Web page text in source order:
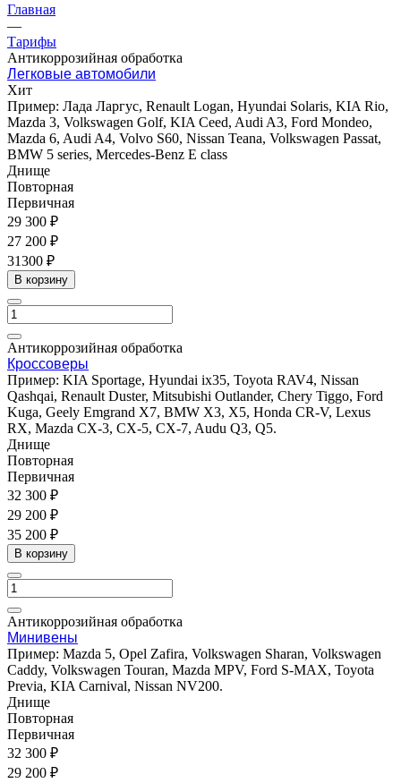
Главная
—
Тарифы
Антикоррозийная обработка
Легковые автомобили
Хит
Пример: Лада Ларгус, Renault Logan, Hyundai Solaris, KIA Rio,
Mazda 3, Volkswagen Golf, KIA Ceed, Audi A3, Ford Mondeo,
Mazda 6, Audi A4, Volvo S60, Nissan Teana, Volkswagen Passat,
BMW 5 series, Mercedes-Benz E class
Днище
Повторная
Первичная
29 300 ₽
27 200 ₽
31300 ₽
В корзину
Антикоррозийная обработка
Кроссоверы
Пример: KIA Sportage, Hyundai ix35, Toyota RAV4, Nissan
Qashqai, Renault Duster, Mitsubishi Outlander, Chery Tiggo, Ford
Kuga, Geely Emgrand X7, BMW X3, X5, Honda CR-V, Lexus
RX, Mazda CX-3, CX-5, CX-7, Audu Q3, Q5.
Днище
Повторная
Первичная
32 300 ₽
29 200 ₽
35 200 ₽
В корзину
Антикоррозийная обработка
Минивены
Пример: Mazda 5, Opel Zafira, Volkswagen Sharan, Volkswagen
Caddy, Volkswagen Touran, Mazda MPV, Ford S-MAX, Toyota
Previa, KIA Carnival, Nissan NV200.
Днище
Повторная
Первичная
32 300 ₽
29 200 ₽